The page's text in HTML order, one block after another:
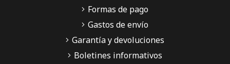
Formas de pago
Gastos de envío
Garantía y devoluciones
Boletines informativos